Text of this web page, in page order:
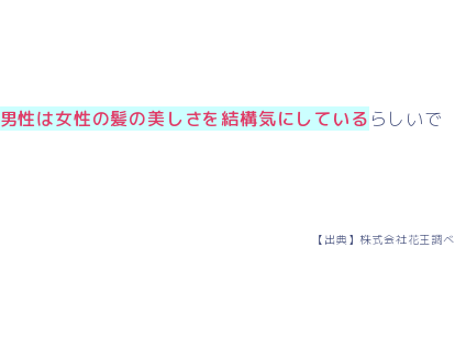
男性は女性の髪の美しさを結構気にしている らしいで
【出典】株式会社花王調べ